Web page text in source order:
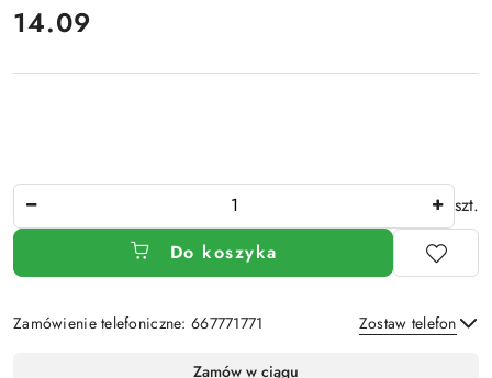
cena:
14.09
szt.
Do koszyka
Zamówienie telefoniczne: 667771771 Zostaw telefon
Zamów w ciągu